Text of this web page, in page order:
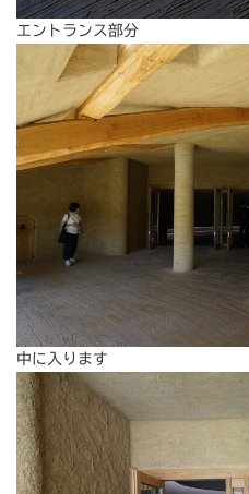
エントランス部分
中に入ります